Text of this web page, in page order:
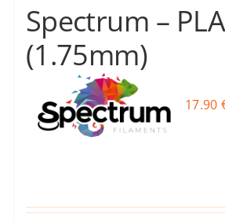
Spectrum –
(1.75mm)
17.90